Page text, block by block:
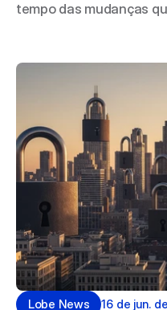
tempo das mudanças
Lobe News 16 de jun.